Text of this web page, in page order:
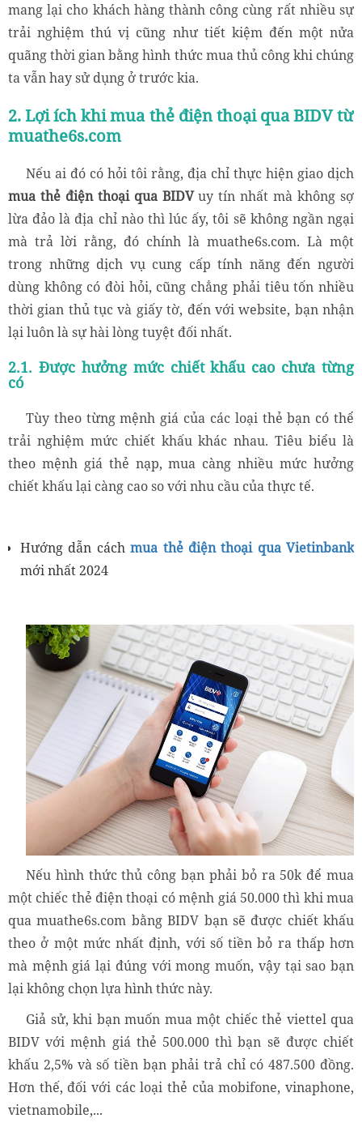
mang lại cho khách hàng thành công cùng rất nhiều sự
trải nghiệm thú vị cũng như tiết kiệm đến một nửa
quãng thời gian bằng hình thức mua thủ công khi chúng
ta vẫn hay sử dụng ở trước kia.
2. Lợi ích khi mua thẻ điện thoại qua BIDV từ
muathe6s.com
Nếu ai đó có hỏi tôi rằng, địa chỉ thực hiện giao dịch
mua thẻ điện thoại qua BIDVuy tín nhất mà không sợ
lừa đảo là địa chỉ nào thì lúc ấy, tôi sẽ không ngần ngại
mà trả lời rằng, đó chính là muathe6s.com. Là một
trong những dịch vụ cung cấp tính năng đến người
dùng không có đòi hỏi, cũng chẳng phải tiêu tốn nhiều
thời gian thủ tục và giấy tờ, đến với website, bạn nhận
lại luôn là sự hài lòng tuyệt đối nhất.
2.1. Được hưởng mức chiết khấu cao chưa từng
có
Tùy theo từng mệnh giá của các loại thẻ bạn có thể
trải nghiệm mức chiết khấu khác nhau. Tiêu biểu là
theo mệnh giá thẻ nạp, mua càng nhiều mức hưởng
chiết khấu lại càng cao so với nhu cầu của thực tế.
Hướng dẫn cáchmua thẻ điện thoại qua Vietinbank
mới nhất 2024
Nếu hình thức thủ công bạn phải bỏ ra 50k để mua
một chiếc thẻ điện thoại có mệnh giá 50.000 thì khi mua
qua muathe6s.com bằng BIDV bạn sẽ được chiết khấu
theo ở một mức nhất định, với số tiền bỏ ra thấp hơn
mà mệnh giá lại đúng với mong muốn, vậy tại sao bạn
lại không chọn lựa hình thức này.
Giả sử, khi bạn muốn mua một chiếc thẻ viettel qua
BIDV với mệnh giá thẻ 500.000 thì bạn sẽ được chiết
khấu 2,5% và số tiền bạn phải trả chỉ có 487.500 đồng.
Hơn thế, đối với các loại thẻ của mobifone, vinaphone,
vietnamobile,...